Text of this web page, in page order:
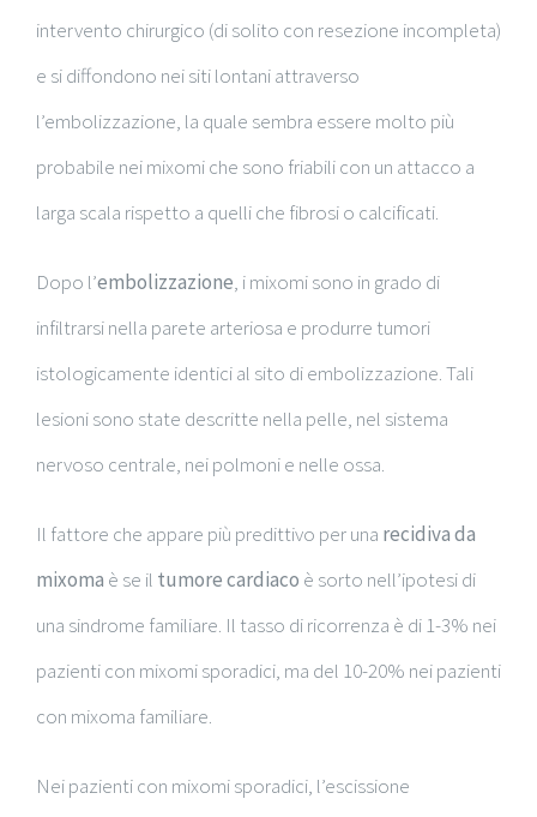
intervento chirurgico (di solito con resezione incompleta)
e si diffondono nei siti lontani attraverso
l’embolizzazione, la quale sembra essere molto più
probabile nei mixomi che sono friabili con un attacco a
larga scala rispetto a quelli che fibrosi o calcificati.
Dopo l’embolizzazione, i mixomi sono in grado di
infiltrarsi nella parete arteriosa e produrre tumori
istologicamente identici al sito di embolizzazione. Tali
lesioni sono state descritte nella pelle, nel sistema
nervoso centrale, nei polmoni e nelle ossa.
Il fattore che appare più predittivo per una recidiva da
mixoma è se il tumorecardiaco è sorto nell’ipotesi di
una sindrome familiare. Il tasso di ricorrenza è di 1-3% nei
pazienti con mixomi sporadici, ma del 10-20% nei pazienti
con mixoma familiare.
Nei pazienti con mixomi sporadici, l’escissione